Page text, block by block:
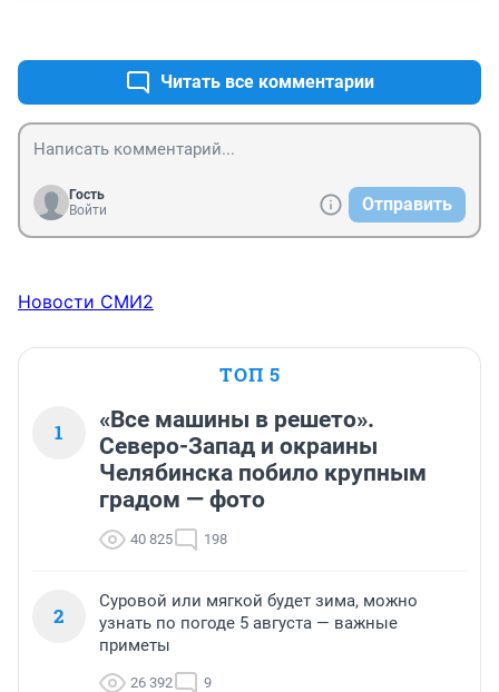
Читать все комментарии
Гость
Войти
Отправить
Новости СМИ2
ТОП 5
1
«Все машины в решето».
Северо-Запад и окраины
Челябинска побило крупным
градом — фото
40 825 198
2
Суровой или мягкой будет зима, можно
узнать по погоде 5 августа — важные
приметы
26 392 9